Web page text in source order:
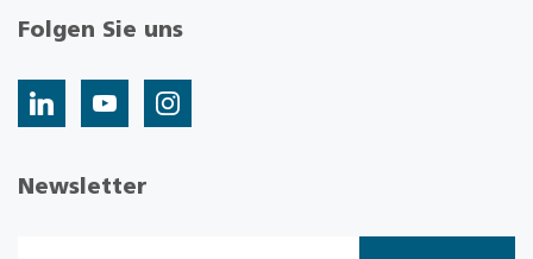
Folgen Sie uns
Newsletter